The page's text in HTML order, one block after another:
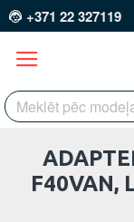
+371 22 327119
F40VAN,